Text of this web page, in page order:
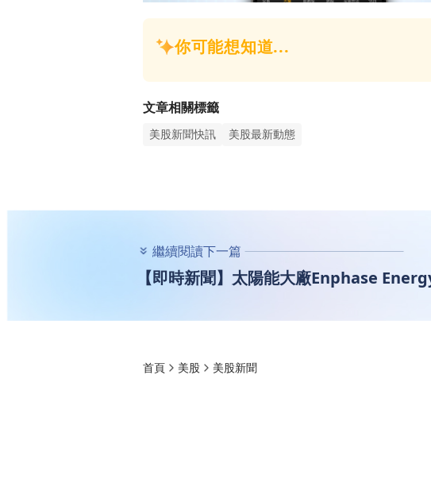
文章相關標籤
美股新聞快訊 美股最新動態
繼續閱讀下一篇
【即時新聞】太陽能大廠Enphase
首頁 美股 美股新聞